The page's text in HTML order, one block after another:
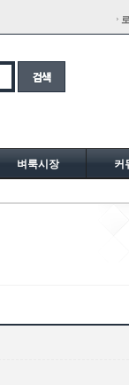
벼룩시장 커